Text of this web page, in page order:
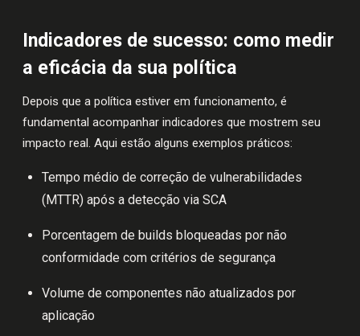
Indicadores de sucesso: como medir
a eficácia da sua política
Depois que a política estiver em funcionamento, é
fundamental acompanhar indicadores que mostrem seu
impacto real. Aqui estão alguns exemplos práticos:
Tempo médio de correção de vulnerabilidades
(MTTR) após a detecção via SCA
Porcentagem de builds bloqueadas por não
conformidade com critérios de segurança
Volume de componentes não atualizados por
aplicação